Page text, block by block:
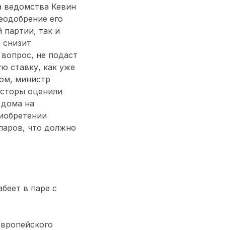
ведомства Кевин
его
партии, так и
не подаст
ставку, как уже
министр
оценили
на
что должно
в паре с